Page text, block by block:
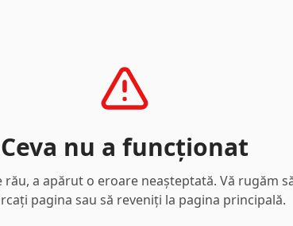
Ceva nu a funcționat
rău, a apărut o eroare neașteptată. Vă rugăm
pagina sau să reveniți la pagina principală.